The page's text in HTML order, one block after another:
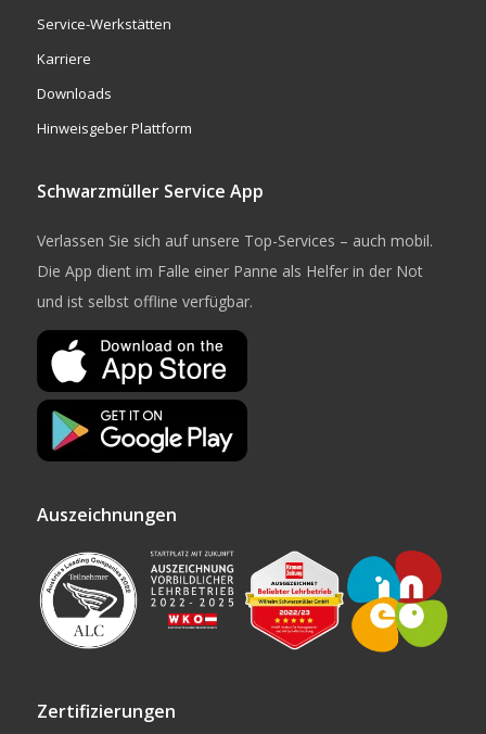
Service-Werkstätten
Karriere
Downloads
Hinweisgeber Plattform
Schwarzmüller Service App
Verlassen Sie sich auf unsere Top-Services – auch mobil.
Die App dient im Falle einer Panne als Helfer in der Not
und ist selbst offline verfügbar.
Auszeichnungen
Zertifizierungen